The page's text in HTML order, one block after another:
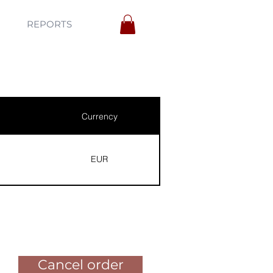
REPORTS
Currency
EUR
Cancel order